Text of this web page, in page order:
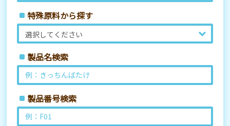
特殊原料から探す
製品名検索
製品番号検索